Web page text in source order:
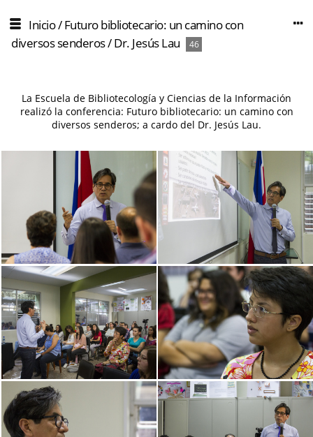
Inicio/Futuro bibliotecario: un camino con
diversos senderos / Dr. Jesús Lau
46
La Escuela de Bibliotecología y Ciencias de la Información
realizó la conferencia: Futuro bibliotecario: un camino con
diversos senderos; a cardo del Dr. Jesús Lau.